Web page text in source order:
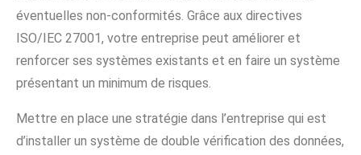
éventuelles non-conformités. Grâce aux directives
ISO/IEC 27001, votre entreprise peut améliorer et
renforcer ses systèmes existants et en faire un système
présentant un minimum de risques.
Mettre en place une stratégie dans l’entreprise qui est
d’installer un système de double vérification des données,